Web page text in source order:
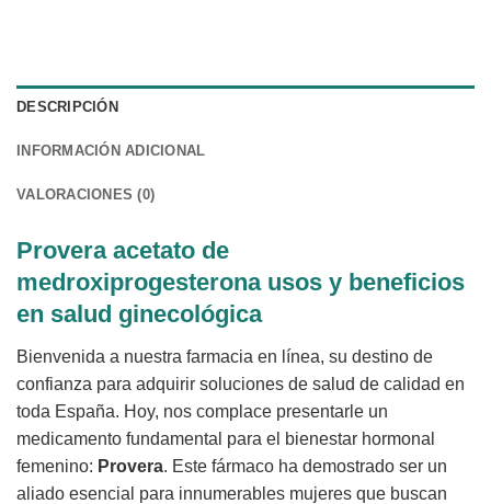
DESCRIPCIÓN
INFORMACIÓN ADICIONAL
VALORACIONES (0)
Provera acetato de
medroxiprogesterona usos y beneficios
en salud ginecológica
Bienvenida a nuestra farmacia en línea, su destino de
confianza para adquirir soluciones de salud de calidad en
toda España. Hoy, nos complace presentarle un
medicamento fundamental para el bienestar hormonal
femenino: Provera. Este fármaco ha demostrado ser un
aliado esencial para innumerables mujeres que buscan